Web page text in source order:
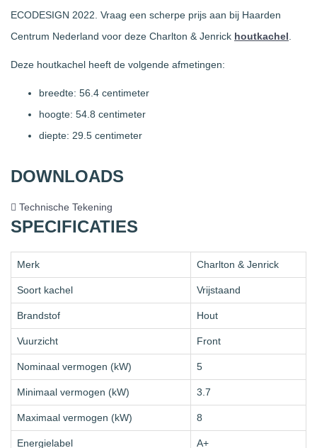
ECODESIGN 2022. Vraag een scherpe prijs aan bij Haarden
Centrum Nederland voor deze Charlton & Jenrick houtkachel
Deze houtkachel heeft de volgende afmetingen:
breedte: 56.4 centimeter
hoogte: 54.8 centimeter
diepte: 29.5 centimeter
DOWNLOADS
Technische Tekening
SPECIFICATIES
Merk Charlton & Jenrick
Soort kachel Vrijstaand
Brandstof Hout
Vuurzicht Front
Nominaal vermogen (kW) 5
Minimaal vermogen (kW) 3.7
Maximaal vermogen (kW) 8
Energielabel A+